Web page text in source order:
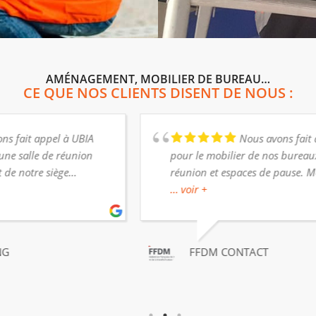
AMÉNAGEMENT, MOBILIER DE BUREAU…
CE QUE NOS CLIENTS DISENT DE NOUS :
Ubia a réalisé les cloisons vitrées
de nos bureaux, rapidement et avec qualité
FRANÇOIS MORRIER